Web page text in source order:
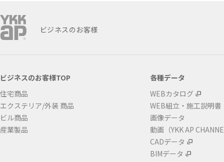
ビジネスのお客様
ビジネスのお客様TOP
住宅商品
エクステリア/外装 商品
ビル商品
産業製品
各種データ
WEBカタログ
WEB組立・施工説明書
画像データ
動画（YKK AP
CADデータ
BIMデータ